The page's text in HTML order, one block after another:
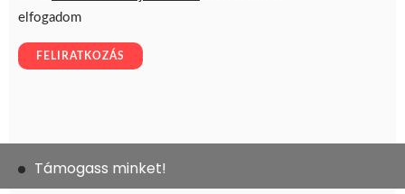
Támogass minket!